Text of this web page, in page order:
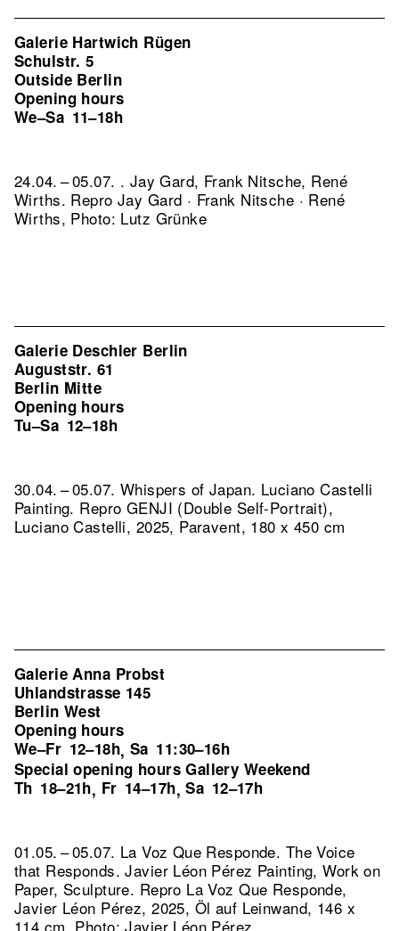
Galerie Hartwich Rügen
Schulstr. 5
Outside Berlin
Opening hours
We–Sa 11–18h
24.04. – 05.07. . Jay Gard, Frank Nitsche, René
Wirths. Repro Jay Gard · Frank Nitsche · René
Wirths, Photo: Lutz Grünke
Galerie Deschler Berlin
Auguststr. 61
Berlin Mitte
Opening hours
Tu–Sa 12–18h
30.04. – 05.07. Whispers of Japan. Luciano Castelli
Painting. Repro GENJI (Double Self-Portrait),
Luciano Castelli, 2025, Paravent, 180 x 450 cm
Galerie Anna Probst
Uhlandstrasse 145
Berlin West
Opening hours
We–Fr 12–18h, Sa 11:30–16h
Special opening hours Gallery Weekend
Th 18–21h, Fr 14–17h,Sa 12–17h
01.05. – 05.07. La Voz Que Responde. The Voice
that Responds. Javier Léon Pérez Painting, Work on
Paper, Sculpture. Repro La Voz Que Responde,
Javier Léon Pérez, 2025, Öl auf Leinwand, 146 x
114 cm, Photo: Javier Léon Pérez